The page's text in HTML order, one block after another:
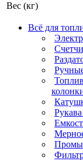
Вес (кг)
Всё для